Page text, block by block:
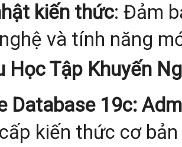
kiến thức: Đảm
và tính năng
Học Tập Khuyến
Database 19c:
kiến thức cơ